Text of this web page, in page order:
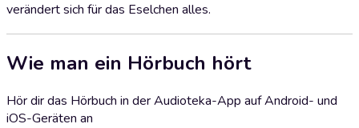
verändert sich für das Eselchen alles.
Wie man ein Hörbuch hört
Hör dir das Hörbuch in der Audioteka-App auf Android- und
iOS-Geräten an